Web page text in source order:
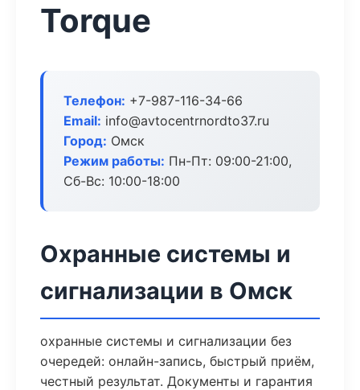
Torque
Телефон: +7-987-116-34-66
Email: info@avtocentrnordto37.ru
Город: Омск
Режим работы: Пн-Пт: 09:00-21:00,
Сб-Вс: 10:00-18:00
Охранные системы и
сигнализации в Омск
охранные системы и сигнализации без
очередей: онлайн-запись, быстрый приём,
честный результат. Документы и гарантия